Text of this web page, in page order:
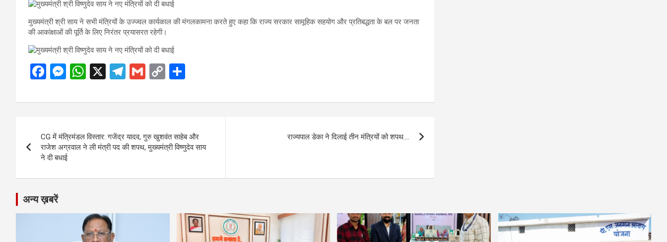
मुख्यमंत्री श्री साय ने सभी मंत्रियों के उज्ज्वल कार्यकाल की मंगलकामना करते हुए कहा कि राज्य सरकार सामूहिक सहयोग और प्रतिबद्धता के बल पर जनता
की आकांक्षाओं की पूर्ति के लिए निरंतर प्रयासरत रहेगी।
F
ce
o
o
k
M
se
g
er
W
at
A
p
X
T
e
a
m
G
ail
C
py
n
k
ar
navigation
CG में मंत्रिमंडल विस्तार: गजेंद्र यादव, गुरु खुशवंत साहेब और
राजेश अग्रवाल ने ली मंत्री पद की शपथ, मुख्यमंत्री विष्णुदेव साय
ने दी बधाई
राज्यपाल डेका ने दिलाई तीन मंत्रियों को शपथ….
अन्य ख़बरें